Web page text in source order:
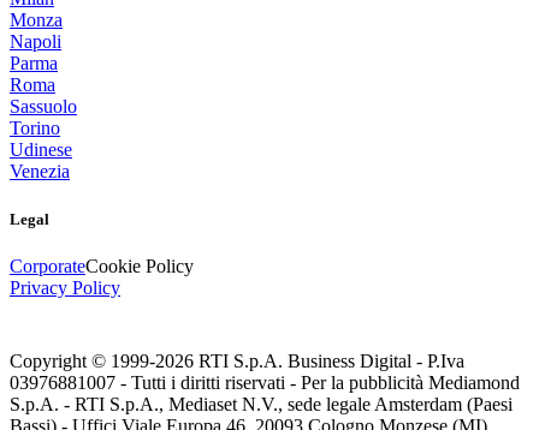
Monza
Napoli
Parma
Roma
Sassuolo
Torino
Udinese
Venezia
Legal
CorporateCookie Policy
Privacy Policy
Copyright © 1999-2026 RTI S.p.A. Business Digital - P.Iva
03976881007 - Tutti i diritti riservati - Per la pubblicità Mediamond
S.p.A. - RTI S.p.A., Mediaset N.V., sede legale Amsterdam (Paesi
Bassi) - Uffici Viale Europa 46, 20093 Cologno Monzese (MI)